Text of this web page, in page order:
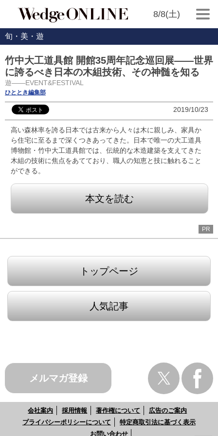
8/8(土)
旬・美・遊
竹中大工道具館 開館35周年記念巡回展――世界
に誇るべき日本の木組技術、その神髄を知る
遊――EVENT&FESTIVAL
ひととき編集部
2019/10/23
高い森林率を誇る日本では古来から人々は木に親しみ、家具か
ら住宅に至るまで深くつきあってきた。日本で唯一の大工道具
博物館・竹中大工道具館では、伝統的な木造建築を支えてきた
木組の技術に焦点をあてており、職人の知恵と技に触れること
ができる。
本文を読む
PR
トップページ
人気記事
メルマガ登録
会社案内 採用情報 著作権について
広告のご案内
プライバシーポリシーについて
特定商取引法に基づく表示
お問い合わせ